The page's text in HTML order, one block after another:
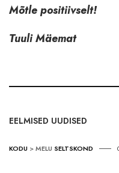
Mõtle positiivselt!
Tuuli Mäemat
EELMISED UUDISED
KODU >MELU SELTSKOND